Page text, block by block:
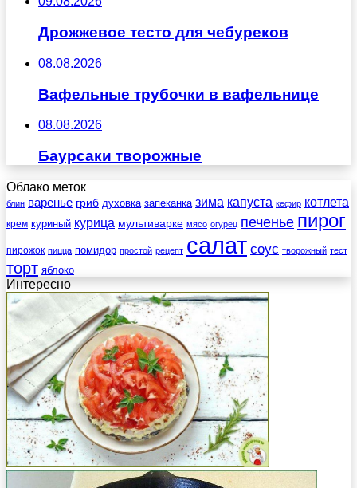
Дрожжевое тесто для чебуреков
08.08.2026
Вафельные трубочки в вафельнице
08.08.2026
Баурсаки творожные
Облако меток
блин варенье гриб духовка запеканка зима капуста кефир котлета
крем куриный курица мультиварке мясо огурец печенье пирог
пирожок пицца помидор простой рецепт салат соус творожный тест
торт яблоко
Интересно